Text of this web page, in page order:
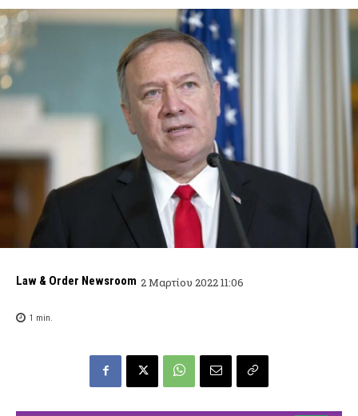
Law & Order Newsroom 2 Μαρτίου 2022 11:06
1 min.